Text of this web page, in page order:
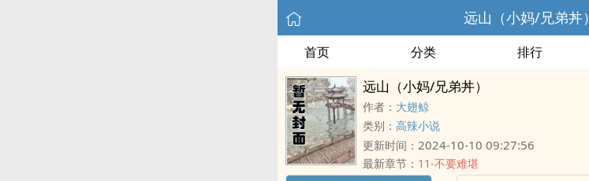
远山（小妈/兄弟丼）
首页 分类 排行
远山（小妈/兄弟丼）
作者： 大翅鲸
类别： 高辣小说
更新时间： 2024-10-10 09:27:56
最新章节： 11-不要难堪